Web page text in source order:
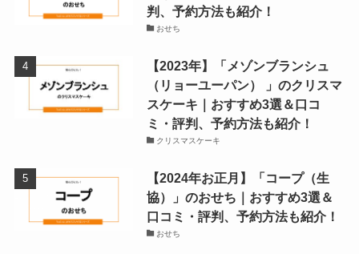
判、予約方法も紹介！
おせち
【2023年】「メゾンブランシュ
（リョーユーパン） 」のクリスマ
スケーキ｜おすすめ3選＆口コ
ミ・評判、予約方法も紹介！
クリスマスケーキ
【2024年お正月】「コープ（生
協）」のおせち｜おすすめ3選＆
口コミ・評判、予約方法も紹介！
おせち